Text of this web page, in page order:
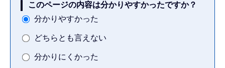
このページの内容は分かりやすかったですか？
分かりやすかった
どちらとも言えない
分かりにくかった